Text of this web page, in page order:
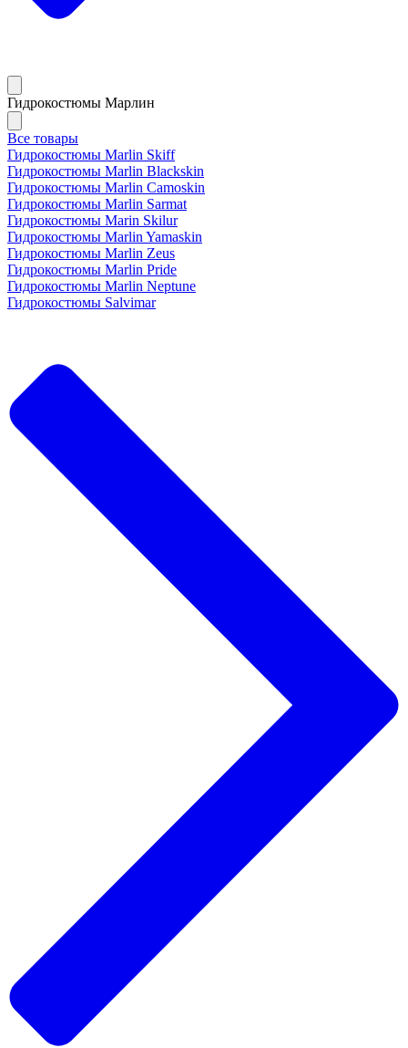
Гидрокостюмы Марлин
Все товары
Гидрокостюмы Marlin Skiff
Гидрокостюмы Marlin Blackskin
Гидрокостюмы Marlin Camoskin
Гидрокостюмы Marlin Sarmat
Гидрокостюмы Marin Skilur
Гидрокостюмы Marlin Yamaskin
Гидрокостюмы Marlin Zeus
Гидрокостюмы Marlin Pride
Гидрокостюмы Marlin Neptune
Гидрокостюмы Salvimar